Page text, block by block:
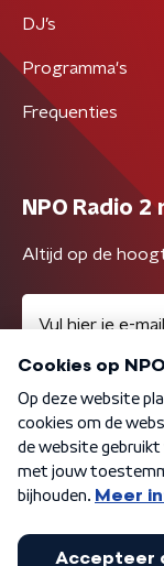
DJ’s
Programma's
Frequenties
NPO Radio
Altijd op de
Algemene